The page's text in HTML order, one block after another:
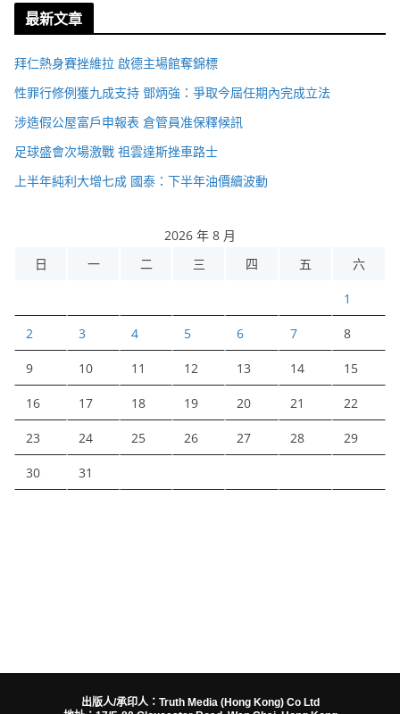
最新文章
拜仁熱身賽挫維拉 啟德主場館奪錦標
性罪行修例獲九成支持 鄧炳強：爭取今屆任期內完成立法
涉造假公屋富戶申報表 倉管員准保釋候訊
足球盛會次場激戰 祖雲達斯挫車路士
上半年純利大增七成 國泰：下半年油價續波動
2026 年 8 月
日
一 二 三 四 五 六
1
2 3 4 5 6 7 8
9 10 11 12 13 14 15
16 17 18 19 20 21 22
23 24 25 26 27 28 29
30 31
出版人/承印人：Truth Media (Hong Kong) Co Ltd